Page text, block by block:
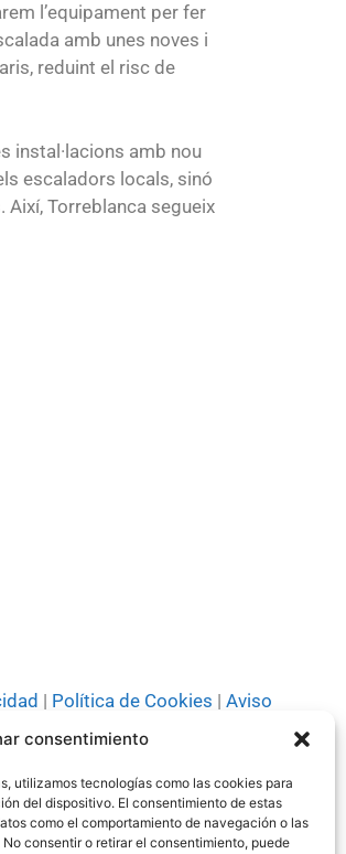
consentimiento
utilizamos tecnologías como las cookies para
del dispositivo. El consentimiento de estas
como el comportamiento de navegación o las
consentir o retirar el consentimiento, puede
l’equipament per fer
amb unes noves i
reduint el risc de
instal·lacions amb nou
escaladors locals, sinó
Torreblanca segueix
| Política de Cookies | Aviso
Codi ètic| Tarifes de Publicitat